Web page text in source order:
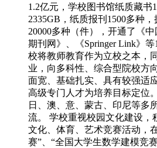
1.2亿元，学校图书馆纸质藏书
2335GB，纸质报刊1500多种
20000多种（件），开通了《
期刊网》、《Springer Link》
校将教师教育作为立校之本，
业，向多科性、综合型院校方
面宽、基础扎实、具有较强适
高级专门人才为培养目标定位
日、澳、意、蒙古、印尼等多
流。 学校重视校园文化建设，
文化、体育、艺术竞赛活动，
赛”、“全国大学生数学建模竞